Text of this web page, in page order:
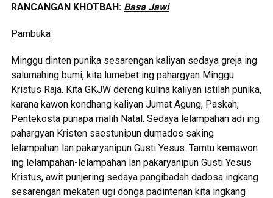
RANCANGAN KHOTBAH: Basa Jawi
Pambuka
Minggu dinten punika sesarengan kaliyan sedaya greja ing
salumahing bumi, kita lumebet ing pahargyan Minggu
Kristus Raja. Kita GKJW dereng kulina kaliyan istilah punika,
karana kawon kondhang kaliyan Jumat Agung, Paskah,
Pentekosta punapa malih Natal. Sedaya lelampahan adi ing
pahargyan Kristen saestunipun dumados saking
lelampahan lan pakaryanipun Gusti Yesus. Tamtu kemawon
ing lelampahan-lelampahan lan pakaryanipun Gusti Yesus
Kristus, awit punjering sedaya pangibadah dadosa ingkang
sesarengan mekaten ugi donga padintenan kita ingkang